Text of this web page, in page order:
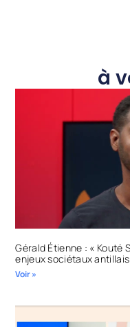
à
Gérald Étienne : « Kouté
enjeux sociétaux antillais
Voir »